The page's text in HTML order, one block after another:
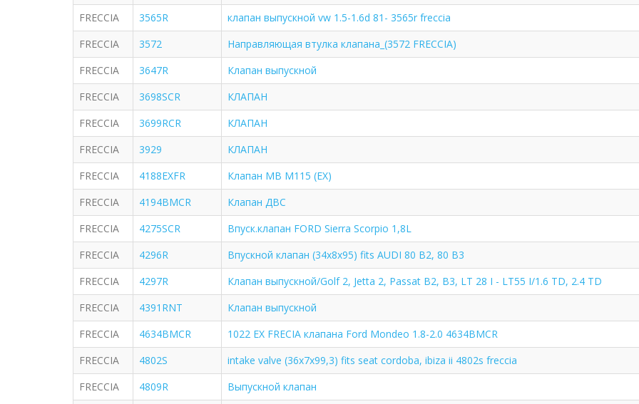
FRECCIA
3565R
клапан выпускной vw 1.5-1.6d 81- 3565r freccia
FRECCIA
3572
Направляющая втулка клапана_(3572 FRECCIA)
FRECCIA
3647R
Клапан выпускной
FRECCIA
3698SCR
КЛАПАН
FRECCIA
3699RCR
КЛАПАН
FRECCIA
3929
КЛАПАН
FRECCIA
4188EXFR
Клапан MB M115 (EX)
FRECCIA
4194BMCR
Клапан ДВС
FRECCIA
4275SCR
Впуск.клапан FORD Sierra Scorpio 1,8L
FRECCIA
4296R
Впускной клапан (34x8x95) fits AUDI 80 B2, 80 B3
FRECCIA
4297R
Клапан выпускной/Golf 2, Jetta 2, Passat B2, B3, LT 28 I - LT55 I/1.6 TD, 2.4 TD
FRECCIA
4391RNT
Клапан выпускной
FRECCIA
4634BMCR
1022 EX FRECIA клапана Ford Mondeo 1.8-2.0 4634BMCR
FRECCIA
4802S
intake valve (36x7x99,3) fits seat cordoba, ibiza ii 4802s freccia
FRECCIA
4809R
Выпускной клапан